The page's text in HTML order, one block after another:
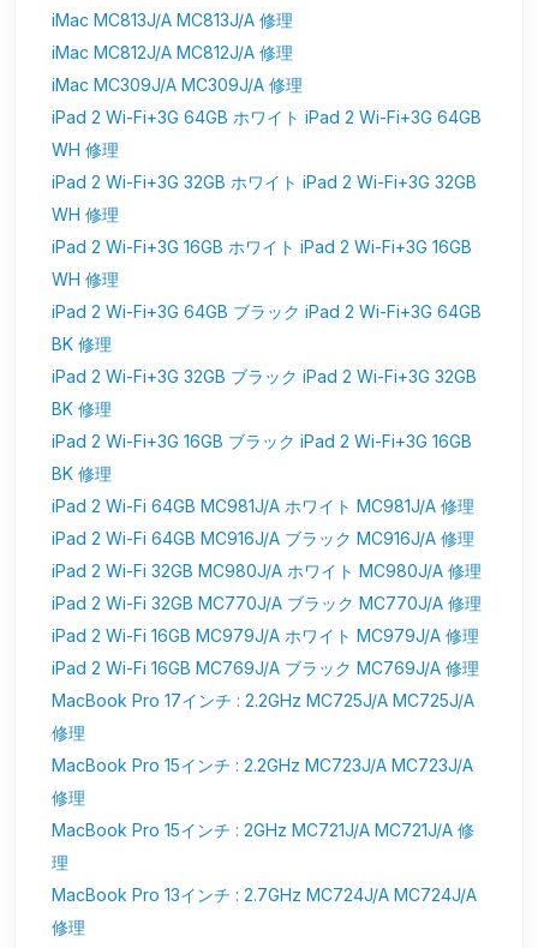
iMac MC813J/A MC813J/A 修理
iMac MC812J/A MC812J/A 修理
iMac MC309J/A MC309J/A 修理
iPad 2 Wi-Fi+3G 64GB ホワイト iPad 2 Wi-Fi+3G 64GB
WH 修理
iPad 2 Wi-Fi+3G 32GB ホワイト iPad 2 Wi-Fi+3G 32GB
WH 修理
iPad 2 Wi-Fi+3G 16GB ホワイト iPad 2 Wi-Fi+3G 16GB
WH 修理
iPad 2 Wi-Fi+3G 64GB ブラック iPad 2 Wi-Fi+3G 64GB
BK 修理
iPad 2 Wi-Fi+3G 32GB ブラック iPad 2 Wi-Fi+3G 32GB
BK 修理
iPad 2 Wi-Fi+3G 16GB ブラック iPad 2 Wi-Fi+3G 16GB
BK 修理
iPad 2 Wi-Fi 64GB MC981J/A ホワイト MC981J/A 修理
iPad 2 Wi-Fi 64GB MC916J/A ブラック MC916J/A 修理
iPad 2 Wi-Fi 32GB MC980J/A ホワイト MC980J/A 修理
iPad 2 Wi-Fi 32GB MC770J/A ブラック MC770J/A 修理
iPad 2 Wi-Fi 16GB MC979J/A ホワイト MC979J/A 修理
iPad 2 Wi-Fi 16GB MC769J/A ブラック MC769J/A 修理
MacBook Pro 17インチ : 2.2GHz MC725J/A MC725J/A
修理
MacBook Pro 15インチ : 2.2GHz MC723J/A MC723J/A
修理
MacBook Pro 15インチ : 2GHz MC721J/A MC721J/A 修
理
MacBook Pro 13インチ : 2.7GHz MC724J/A MC724J/A
修理